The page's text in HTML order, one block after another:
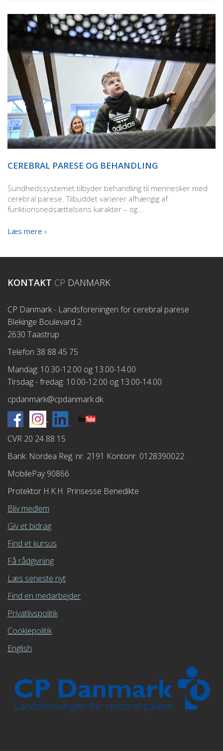
CEREBRAL PARESE OG BEHANDLING
Sundhedssystemet tilbyder behandling til mennesker med
cerebral parese. Tilbuddet varierer afhængig af
funktionsnedsættelsens karakter – og...
Læs mere ›
KONTAKT CP DANMARK
CP Danmark - Landsforeningen for cerebral parese
Blekinge Boulevard 2
2630 Taastrup
Telefon 38 88 45 75
Mandag: 10.30-12.00 og 13.00-14.00
Tirsdag - fredag: 10.00-12.00 og 13.00-14.00
cpdanmark@cpdanmark.dk
CVR 20 24 88 15
Bank: Nordea Reg. nr. 2191 Kontonr. 0128390022
MobilePay 90866
Protektor H.K.H. Prinsesse Benedikte
Bliv medlem
Giv et bidrag
Find et kursus
Få rådgivning
Læs seneste nyt
Find en medarbejder
Privatlivspolitik
Cookiepolitik
English